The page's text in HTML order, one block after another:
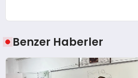
Benzer Haberler